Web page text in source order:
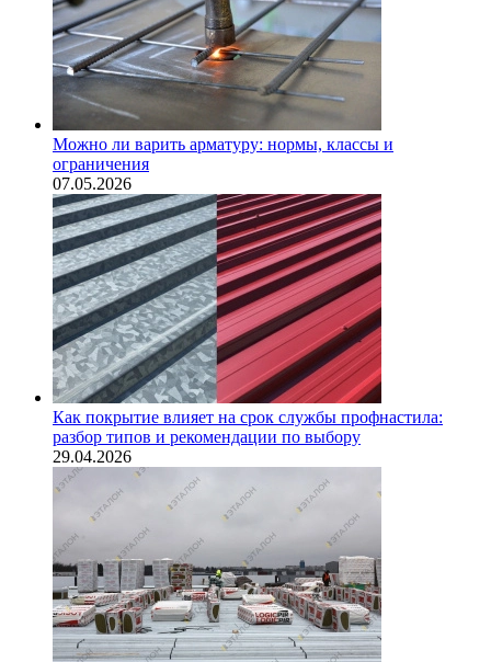
Можно ли варить арматуру: нормы, классы и
ограничения
07.05.2026
Как покрытие влияет на срок службы профнастила:
разбор типов и рекомендации по выбору
29.04.2026